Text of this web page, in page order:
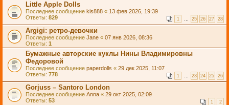
Little Apple Dolls
Последнее сообщение kis888 « 13 фев 2026, 19:39
Ответы: 829 1 … 25 26 27 28
Argigi: ретро-девочки
Последнее сообщение Jane « 07 янв 2026, 08:36
Ответы: 1
Бумажные авторские куклы Нины Владимировны
Федоровой
Последнее сообщение paperdolls « 29 дек 2025, 11:07
Ответы: 778 1 … 23 24 25 26
Gorjuss – Santoro London
Последнее сообщение Anna « 29 окт 2025, 02:09
Ответы: 53 1 2